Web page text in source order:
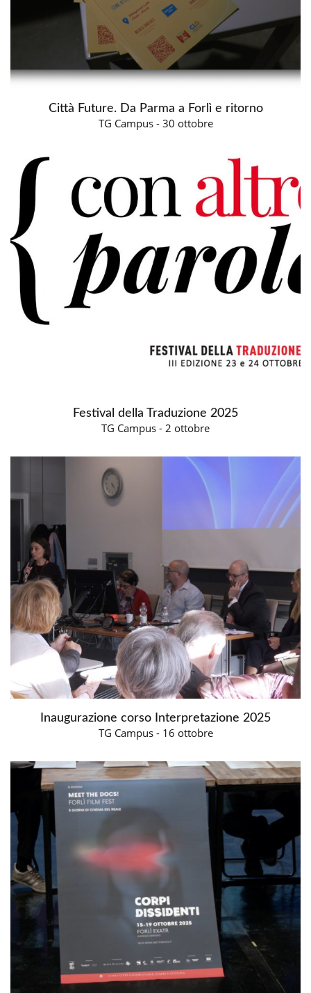
Città Future. Da Parma a Forlì e ritorno
TG Campus - 30 ottobre
Festival della Traduzione 2025
TG Campus - 2 ottobre
Inaugurazione corso Interpretazione 2025
TG Campus - 16 ottobre